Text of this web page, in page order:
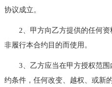
协议成立。
2、甲方向乙方提供的任何资
非履行本合约目的而使用。
3、乙方应当在甲方授权范围
约条件，任何改变、越权、或新